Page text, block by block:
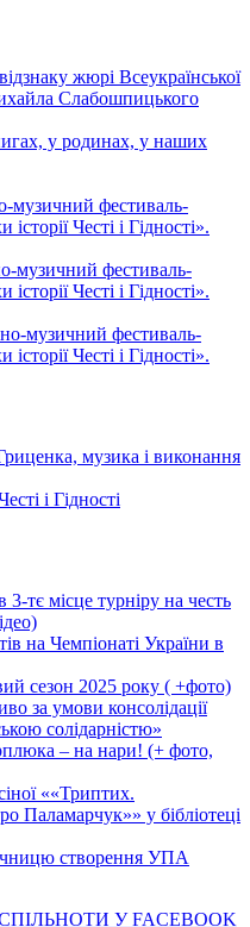
жюрі Всеукраїнської
Слабошпицького
у родинах, у наших
музичний фестиваль-
Честі і Гідності».
музичний фестиваль-
Честі і Гідності».
музичний фестиваль-
Честі і Гідності».
музика і виконання
і Гідності
тє місце турніру на честь
на Чемпіонаті України в
сезон 2025 року ( +фото)
за умови консолідації
солідарністю»
– на нари! (+ фото,
««Триптих.
Паламарчук»» у бібліотеці
створення УПА